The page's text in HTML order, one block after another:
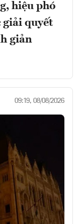
hiệu phó
giải quyết
giản
09:19, 08/08/2026